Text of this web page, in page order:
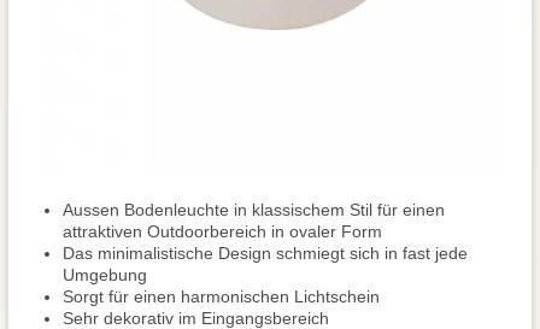
Aussen Bodenleuchte in klassischem Stil für einen
attraktiven Outdoorbereich in ovaler Form
Das minimalistische Design schmiegt sich in fast jede
Umgebung
Sorgt für einen harmonischen Lichtschein
Sehr dekorativ im Eingangsbereich